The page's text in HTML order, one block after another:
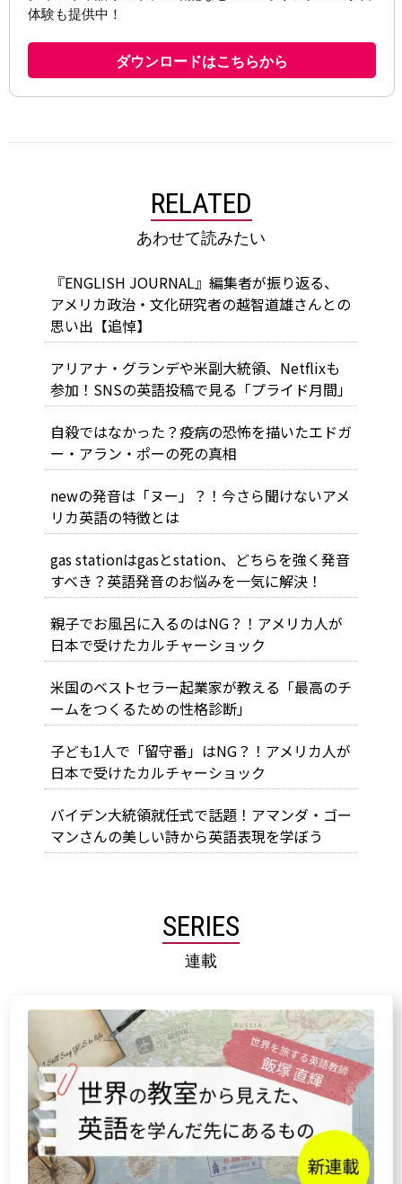
RELATED
あわせて読みたい
『ENGLISH JOURNAL』編集者が振り返る、
アメリカ政治・文化研究者の越智道雄さんとの
思い出【追悼】
アリアナ・グランデや米副大統領、Netflixも
参加！SNSの英語投稿で見る「プライド月間」
自殺ではなかった？疫病の恐怖を描いたエドガ
ー・アラン・ポーの死の真相
newの発音は「ヌー」？！今さら聞けないアメ
リカ英語の特徴とは
gas stationはgasとstation、どちらを強く発音
すべき？英語発音のお悩みを一気に解決！
親子でお風呂に入るのはNG？！アメリカ人が
日本で受けたカルチャーショック
米国のベストセラー起業家が教える「最高のチ
ームをつくるための性格診断」
子ども1人で「留守番」はNG？！アメリカ人が
日本で受けたカルチャーショック
バイデン大統領就任式で話題！アマンダ・ゴー
マンさんの美しい詩から英語表現を学ぼう
SERIES
連載